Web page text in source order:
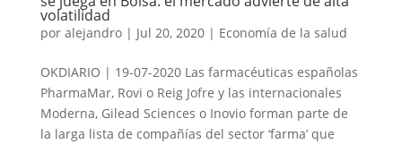
volatilidad
por alejandro| Jul 20, 2020| Economía de la salud
OKDIARIO | 19-07-2020 Las farmacéuticas españolas
PharmaMar, Rovi o Reig Jofre y las internacionales
Moderna, Gilead Sciences o Inovio forman parte de
la larga lista de compañías del sector ‘farma’ que